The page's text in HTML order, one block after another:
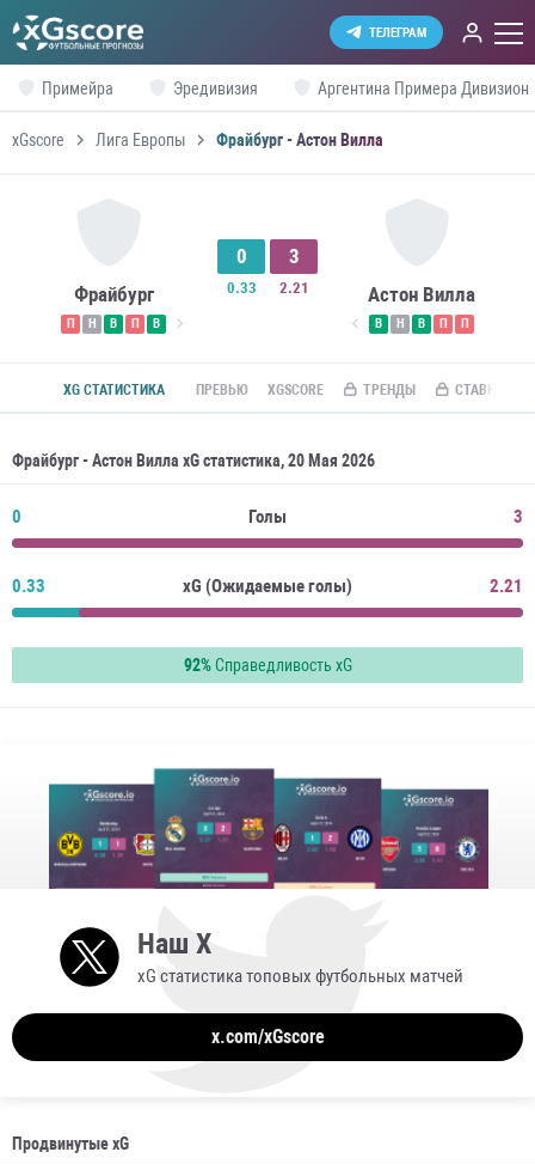
ТЕЛЕГРАМ
Примейра Эредивизия Аргентина Примера Дивизион
xGscore Лига Европы Фрайбург - Астон Вилла
Фрайбург
П Н В П В
0
0.33
3
2.21 Астон Вилла
В Н В П П
XG СТАТИСТИКА ПРЕВЬЮ XGSCORE ТРЕНДЫ СТАВКИ ПО
Фрайбург - Астон Вилла xG статистика, 20 Мая 2026
0 Голы 3
0.33 xG (Ожидаемые голы) 2.21
92%Справедливость xG
Наш X
xG статистика топовых футбольных матчей
x.com/xGscore
Продвинутые xG